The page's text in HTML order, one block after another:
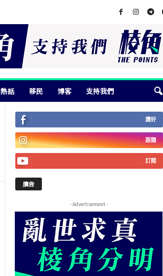
熱話 移民 博客 支持我們
讚好
跟隨
訂閱
廣告
- Advertisement -